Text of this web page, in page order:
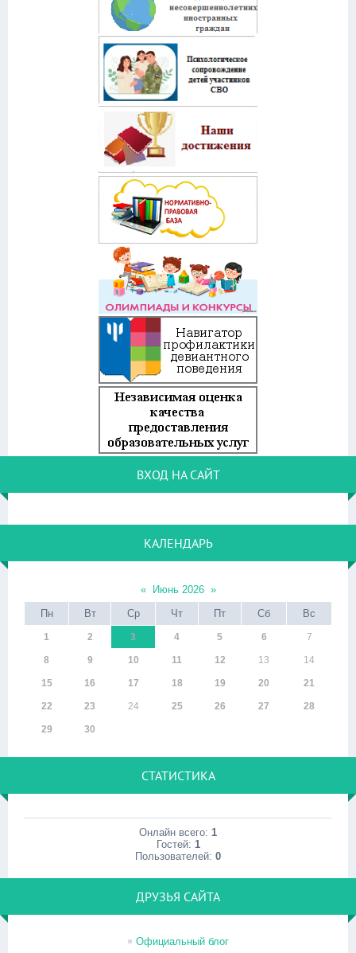
ВХОД НА САЙТ
КАЛЕНДАРЬ
« Июнь 2026 »
Пн
Вт Ср Чт Пт Сб Вс
1 2 3 4 5 6 7
8 9 10 11 12 13 14
15 16 17 18 19 20 21
22 23 24 25 26 27 28
29 30
СТАТИСТИКА
Онлайн всего: 1
Гостей: 1
Пользователей: 0
ДРУЗЬЯ САЙТА
Официальный блог